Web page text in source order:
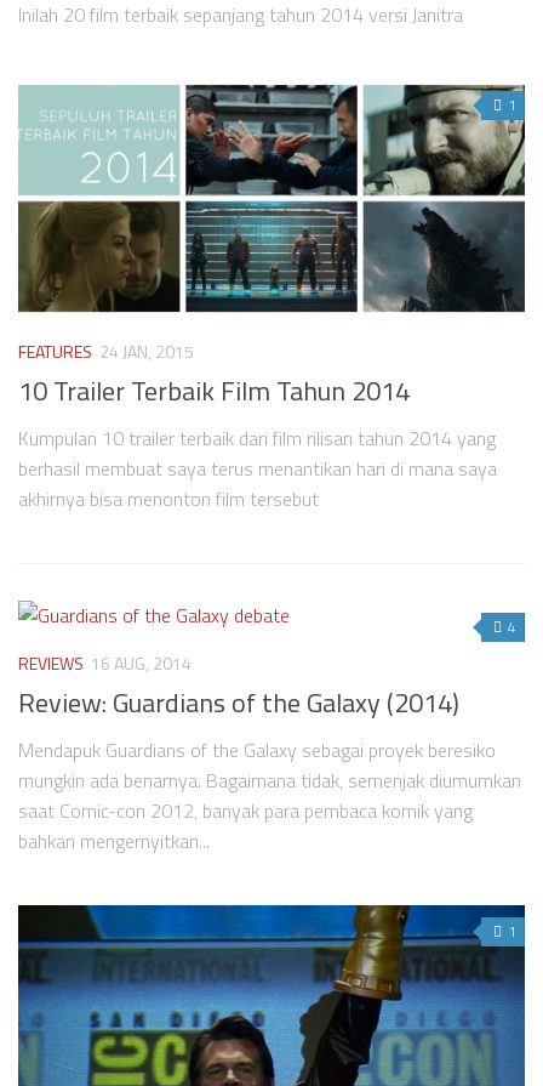
Games
Inilah 20 film terbaik sepanjang tahun 2014 versi Janitra
1
FEATURES 24 JAN, 2015
10 Trailer Terbaik Film Tahun 2014
Kumpulan 10 trailer terbaik dari film rilisan tahun 2014 yang
berhasil membuat saya terus menantikan hari di mana saya
akhirnya bisa menonton film tersebut
4
REVIEWS 16 AUG, 2014
Review: Guardians of the Galaxy (2014)
Mendapuk Guardians of the Galaxy sebagai proyek beresiko
mungkin ada benarnya. Bagaimana tidak, semenjak diumumkan
saat Comic-con 2012, banyak para pembaca komik yang
bahkan mengernyitkan...
1